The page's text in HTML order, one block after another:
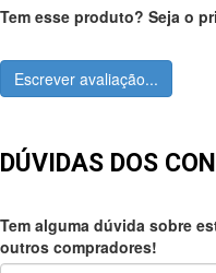
Tem esse produto? Seja o
Escrever avaliação...
DÚVIDAS DOS
Tem alguma dúvida sobre
outros compradores!